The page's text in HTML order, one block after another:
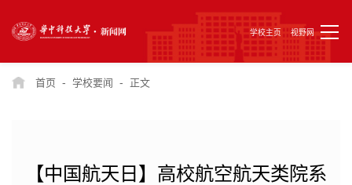
学校主页 视野网
首页 - 学校要闻 - 正文
【中国航天日】高校航空航天类院系